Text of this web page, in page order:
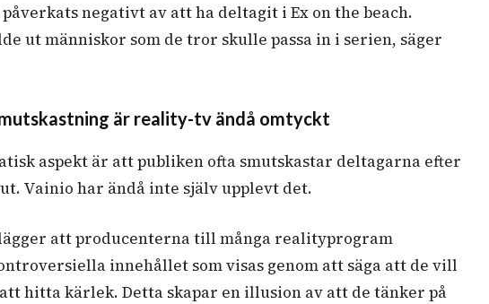
påverkats negativt av att ha deltagit i Ex on the beach.
ut människor som de tror skulle passa in i serien, säger
är reality-tv ändå omtyckt
aspekt är att publiken ofta smutskastar deltagarna efter
Vainio har ändå inte själv upplevt det.
att producenterna till många realityprogram
innehållet som visas genom att säga att de vill
hitta kärlek. Detta skapar en illusion av att de tänker på